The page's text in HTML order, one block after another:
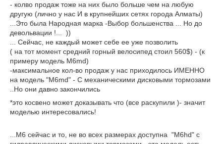
- колво продаж тоже на них было больше чем на любую
другую (лично у нас И в крупнейших сетях города Алматы)
...Это была Народная марка -Выбор большенства ... Но до
девольвации !... ))
... Сейчас, не каждый может себе ее уже позволить
( на тот момент средний горный велосипед стоил 560$) - (к
примеру модель M6md)
-максимальное кол-во продаж у нас приходилось ИМЕННО
на модель "M6md" - С механическими дисковыми тормозами
..Но они давно закончились
*это косвено может доказывать что (все раскупили )- значит
моделью интересовались!
...M6 сейчас и то, не во всех размерах доступна "M6hd" с